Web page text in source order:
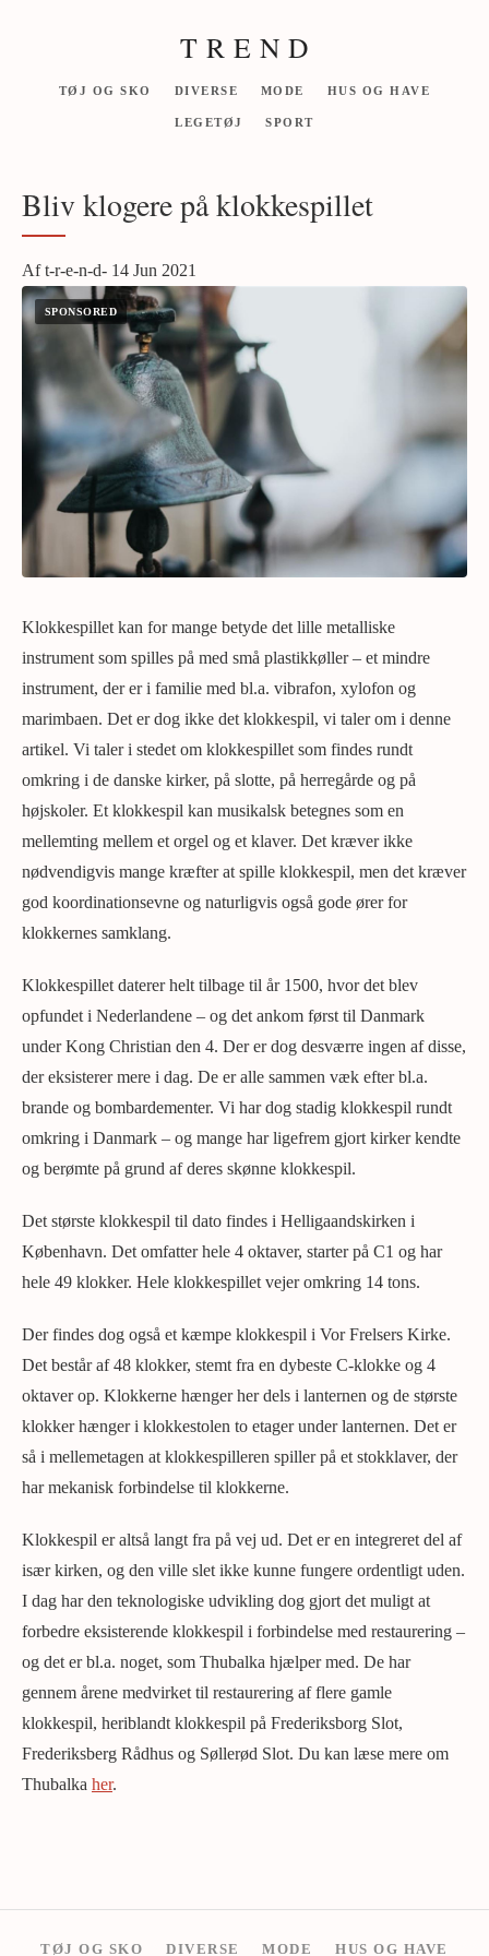
T R E N D
TØJ OG SKO DIVERSE MODE HUS OG HAVE
LEGETØJ SPORT
Bliv klogere på klokkespillet
Af t-r-e-n-d- 14 Jun 2021
Klokkespillet kan for mange betyde det lille metalliske
instrument som spilles på med små plastikkøller – et mindre
instrument, der er i familie med bl.a. vibrafon, xylofon og
marimbaen. Det er dog ikke det klokkespil, vi taler om i denne
artikel. Vi taler i stedet om klokkespillet som findes rundt
omkring i de danske kirker, på slotte, på herregårde og på
højskoler. Et klokkespil kan musikalsk betegnes som en
mellemting mellem et orgel og et klaver. Det kræver ikke
nødvendigvis mange kræfter at spille klokkespil, men det kræver
god koordinationsevne og naturligvis også gode ører for
klokkernes samklang.
Klokkespillet daterer helt tilbage til år 1500, hvor det blev
opfundet i Nederlandene – og det ankom først til Danmark
under Kong Christian den 4. Der er dog desværre ingen af disse,
der eksisterer mere i dag. De er alle sammen væk efter bl.a.
brande og bombardementer. Vi har dog stadig klokkespil rundt
omkring i Danmark – og mange har ligefrem gjort kirker kendte
og berømte på grund af deres skønne klokkespil.
Det største klokkespil til dato findes i Helligaandskirken i
København. Det omfatter hele 4 oktaver, starter på C1 og har
hele 49 klokker. Hele klokkespillet vejer omkring 14 tons.
Der findes dog også et kæmpe klokkespil i Vor Frelsers Kirke.
Det består af 48 klokker, stemt fra en dybeste C-klokke og 4
oktaver op. Klokkerne hænger her dels i lanternen og de største
klokker hænger i klokkestolen to etager under lanternen. Det er
så i mellemetagen at klokkespilleren spiller på et stokklaver, der
har mekanisk forbindelse til klokkerne.
Klokkespil er altså langt fra på vej ud. Det er en integreret del af
især kirken, og den ville slet ikke kunne fungere ordentligt uden.
I dag har den teknologiske udvikling dog gjort det muligt at
forbedre eksisterende klokkespil i forbindelse med restaurering –
og det er bl.a. noget, som Thubalka hjælper med. De har
gennem årene medvirket til restaurering af flere gamle
klokkespil, heriblandt klokkespil på Frederiksborg Slot,
Frederiksberg Rådhus og Søllerød Slot. Du kan læse mere om
Thubalka her.
TØJ OG SKO DIVERSE MODE HUS OG HAVE